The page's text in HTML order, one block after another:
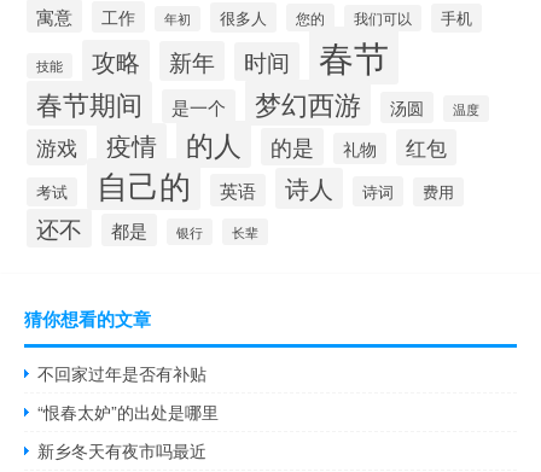
寓意 工作 年初 很多人 您的 我们可以 手机
技能 攻略 新年 时间 春节
春节期间 是一个 梦幻西游 汤圆 温度
游戏 疫情 的人 的是 礼物 红包
考试 自己的 英语 诗人 诗词 费用
还不 都是 银行 长辈
猜你想看的文章
不回家过年是否有补贴
“恨春太妒”的出处是哪里
新乡冬天有夜市吗最近